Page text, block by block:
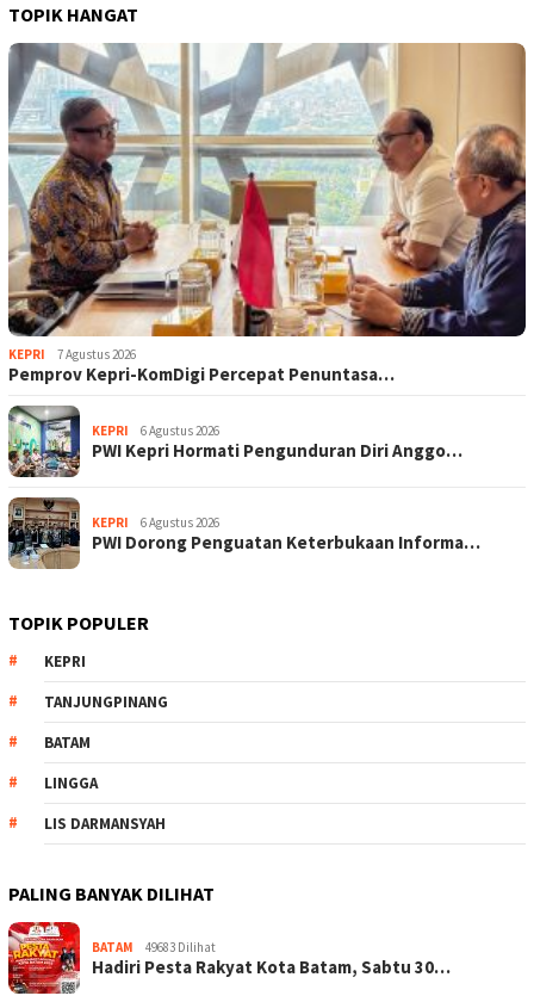
TOPIK HANGAT
KEPRI 7 Agustus 2026
Pemprov Kepri-KomDigi Percepat Penuntasa…
KEPRI 6 Agustus 2026
PWI Kepri Hormati Pengunduran Diri Anggo…
KEPRI 6 Agustus 2026
PWI Dorong Penguatan Keterbukaan Informa…
TOPIK POPULER
KEPRI
TANJUNGPINANG
BATAM
LINGGA
LIS DARMANSYAH
PALING BANYAK DILIHAT
BATAM 49683 Dilihat
Hadiri Pesta Rakyat Kota Batam, Sabtu 30…